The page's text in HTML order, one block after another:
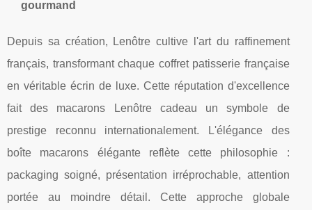
gourmand
Depuis sa création, Lenôtre cultive l'art du raffinement
français, transformant chaque coffret patisserie française
en véritable écrin de luxe. Cette réputation d'excellence
fait des macarons Lenôtre cadeau un symbole de
prestige reconnu internationalement. L'élégance des
boîte macarons élégante reflète cette philosophie :
packaging soigné, présentation irréprochable, attention
portée au moindre détail. Cette approche globale